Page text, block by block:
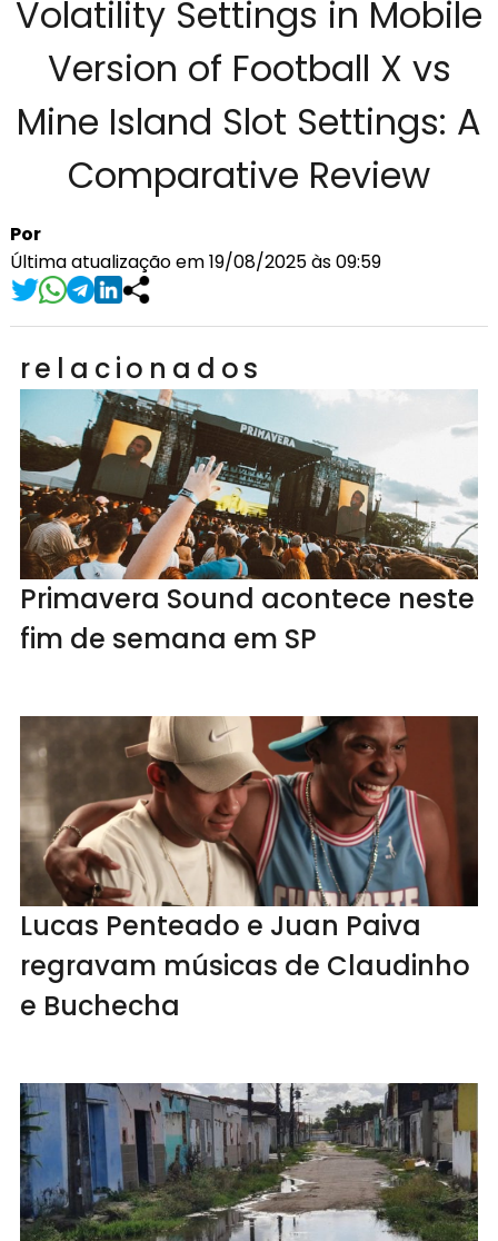
Volatility Settings in Mobile
Version of Football X vs
Mine Island Slot Settings: A
Comparative Review
Por
Última atualização em 19/08/2025 às 09:59
relacionados
Primavera Sound acontece neste
fim de semana em SP
Lucas Penteado e Juan Paiva
regravam músicas de Claudinho
e Buchecha